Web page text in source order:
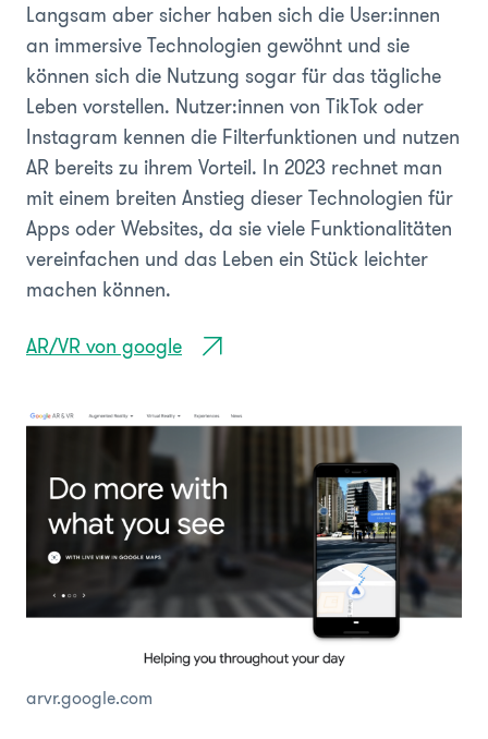
Langsam aber sicher haben sich die User:innen
an immersive Technologien gewöhnt und sie
können sich die Nutzung sogar für das tägliche
Leben vorstellen. Nutzer:innen von TikTok oder
Instagram kennen die Filterfunktionen und nutzen
AR bereits zu ihrem Vorteil. In 2023 rechnet man
mit einem breiten Anstieg dieser Technologien für
Apps oder Websites, da sie viele Funktionalitäten
vereinfachen und das Leben ein Stück leichter
machen können.
AR/VR von google
arvr.google.com